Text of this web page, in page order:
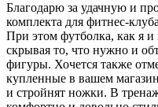
Благодарю за удачную и
комплекта для фитнес-
При этом футболка, как я и
скрывая то, что нужно и
фигуры. Хочется также
купленные в вашем
и стройнят ножки. В